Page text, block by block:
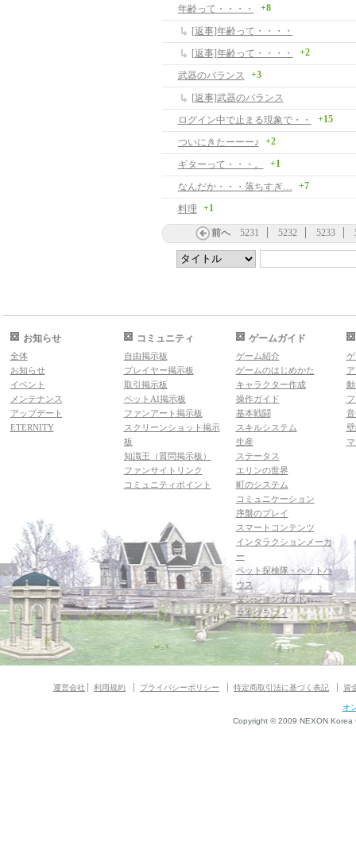
年齢って・・・・ +8
[返事]年齢って・・・・
[返事]年齢って・・・・
+2
武器のバランス +3
[返事]武器のバランス
ログイン中で止まる現象で・・
+15
ついにきたーーー♪ +2
ギターって・・・。 +1
なんだか・・・落ちすぎ… +7
料理 +1
前へ 5231 5232 5233
お知らせ
全体
お知らせ
イベント
メンテナンス
アップデート
ETERNITY
コミュニティ
自由掲示板
プレイヤー掲示板
取引掲示板
ペットAI掲示板
ファンアート掲示板
スクリーンショット掲示
板
知識王（質問掲示板）
ファンサイトリンク
コミュニティポイント
ゲームガイド
ゲーム紹介
ゲームのはじめかた
キャラクター作成
操作ガイド
基本戦闘
スキルシステム
生産
ステータス
エリンの世界
町のシステム
コミュニケーション
序盤のプレイ
スマートコンテンツ
インタラクションメーカ
ー
ペット探検隊・ペットハ
ウス
ダンジョンガイド
マギグラフィ
運営会社 利用規約 プライバシーポリシー 特定商取引法に基づく表記 資
オ
Copyright © 2009 NEXON Korea